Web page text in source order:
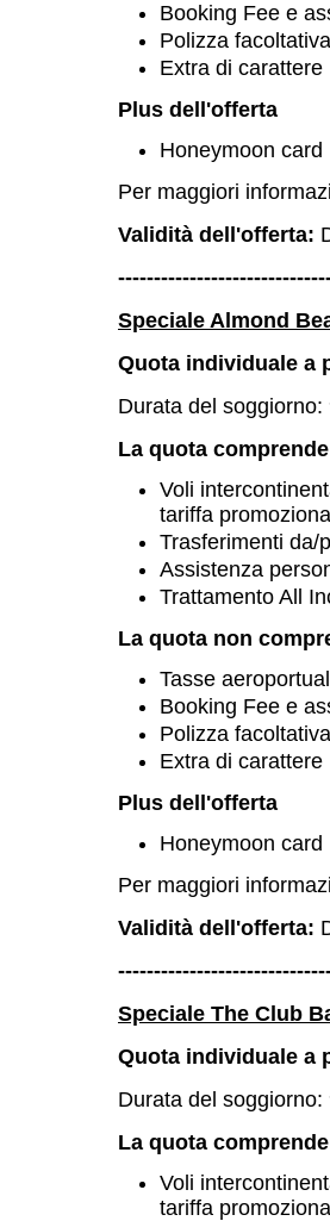
Booking Fee e
Polizza
Extra di
Plus dell'offerta
Honeymoon card
Per maggiori
Validità dell'offerta:
Speciale Almond
Quota individuale a
Durata del
La quota comprende
Voli
tariffa
Trasferimenti da/
Assistenza
Trattamento All
La quota non
Tasse
Booking Fee e
Polizza
Extra di
Plus dell'offerta
Honeymoon card
Per maggiori
Validità dell'offerta:
Speciale The Club
Quota individuale a
Durata del
La quota comprende
Voli
tariffa